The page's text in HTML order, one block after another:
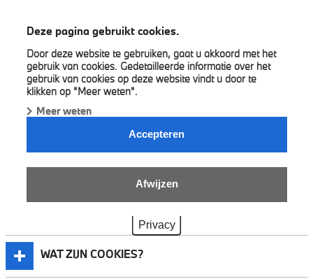
Privacy
Deze pagina gebruikt cookies.
Door deze website te gebruiken, gaat u akkoord met het
gebruik van cookies. Gedetailleerde informatie over het
gebruik van cookies op deze website vindt u door te
klikken op "Meer weten".
Meer weten
Accepteren
Afwijzen
COOKIES EN WIJZIGINGEN.
In de volgende paragrafen verklaren we ons doel voor het
websites. Tevens bieden we u de mogelijkheid om uw
toestemming voor ons gebruik op elk moment te wijzigen of in te
trekken.
WAT ZIJN COOKIES?